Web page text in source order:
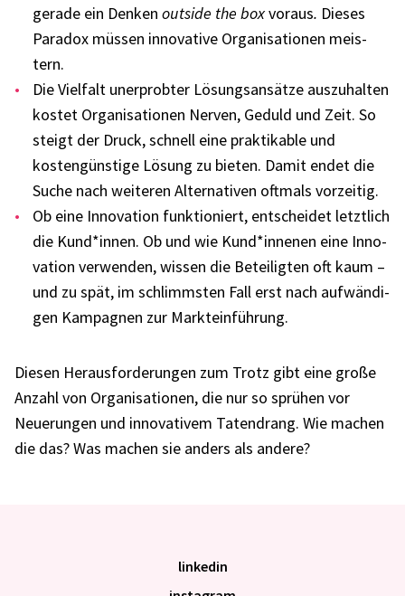
gerade ein Denken outside the boxvoraus. Dieses
Para­dox müssen inno­va­tive Orga­ni­sa­tio­nen meis­
tern.
Die Viel­falt uner­prob­ter Lösungs­an­sätze auszu­hal­ten
kostet Orga­ni­sa­tio­nen Nerven, Geduld und Zeit. So
steigt der Druck, schnell eine prak­ti­ka­ble und
kosten­güns­tige Lösung zu bieten. Damit endet die
Suche nach weite­ren Alter­na­ti­ven oftmals vorzei­tig.
Ob eine Inno­va­tion funk­tio­niert, entschei­det letzt­lich
die Kund*innen. Ob und wie Kund*innenen eine Inno­
va­tion verwen­den, wissen die Betei­lig­ten oft kaum –
und zu spät, im schlimms­ten Fall erst nach aufwän­di­
gen Kampa­gnen zur Markt­ein­füh­rung.
Diesen Heraus­for­de­run­gen zum Trotz gibt eine große
Anzahl von Orga­ni­sa­tio­nen, die nur so sprü­hen vor
Neue­run­gen und inno­va­ti­vem Taten­drang. Wie machen
die das? Was machen sie anders als andere?
linkedin